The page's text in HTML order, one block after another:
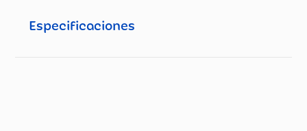
Especificaciones